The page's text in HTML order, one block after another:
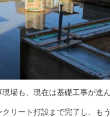
場も、現在は基礎工事が進ん
クリート打設まで完了し、も